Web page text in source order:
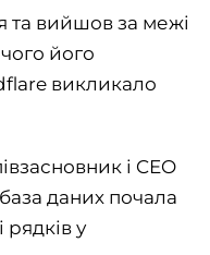
та вийшов за межі
його
викликало
і CEO
даних почала
у